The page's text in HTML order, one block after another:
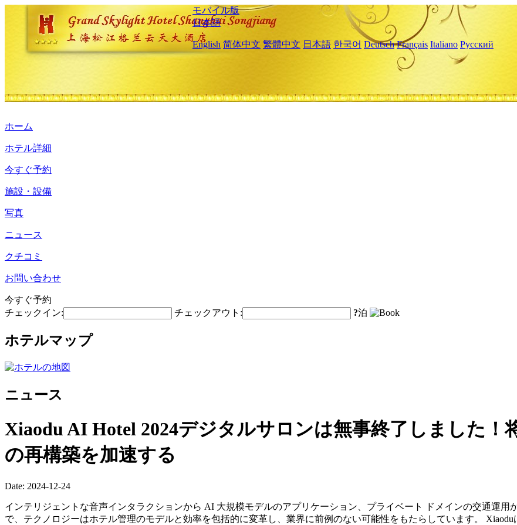
モバイル版
日本語
English 简体中文 繁體中文 日本語 한국어 Deutsch Français Italiano Русский
ホーム
ホテル詳細
今すぐ予約
施設・設備
写真
ニュース
クチコミ
お問い合わせ
今すぐ予約
チェックイン:
チェックアウト: ?泊
ホテルマップ
ニュース
Xiaodu AI Hotel 2024デジタルサロンは無事終了しました
の再構築を加速する
Date: 2024-12-24
インテリジェントな音声インタラクションから AI 大規模モデルのアプリケーション、プライベート ドメインの交通運用
で、テクノロジーはホテル管理のモデルと効率を包括的に変革し、業界に前例のない可能性をもたらしています。